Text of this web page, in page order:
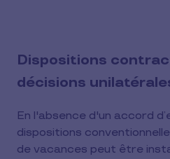
Dispositions
décisions
En l'absence d'un accord
dispositions
de vacances peut être